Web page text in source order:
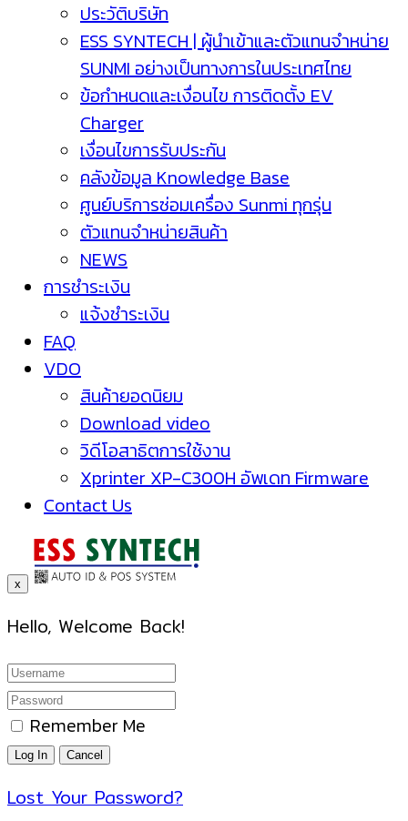
ประวัติบริษัท
ESS SYNTECH | ผู้นำเข้าและตัวแทนจำหน่าย
SUNMI อย่างเป็นทางการในประเทศไทย
ข้อกำหนดและเงื่อนไข การติดตั้ง EV
Charger
เงื่อนไขการรับประกัน
คลังข้อมูล Knowledge Base
ศูนย์บริการซ่อมเครื่อง Sunmi ทุกรุ่น
ตัวแทนจำหน่ายสินค้า
NEWS
การชำระเงิน
แจ้งชำระเงิน
FAQ
VDO
สินค้ายอดนิยม
Download video
วิดีโอสาธิตการใช้งาน
Xprinter XP-C300H อัพเดท Firmware
Contact Us
x
Hello, Welcome Back!
Remember Me
Lost Your Password?